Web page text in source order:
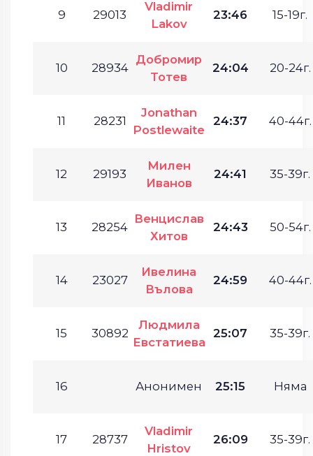
9 29013
Vladimir
Lakov
23:46 15-19г.
10 28934
Добромир
Тотев
24:04 20-24г.
11 28231
Jonathan
Postlewaite
24:37 40-44г.
12 29193
Милен
Иванов
24:41 35-39г.
13 28254
Венцислав
Хитов
24:43 50-54г.
14 23027
Ивелина
Вълова
24:59 40-44г.
15 30892
Людмила
Евстатиева
25:07 35-39г.
16 Анонимен 25:15 Няма
17 28737
Vladimir
Hristov
26:09 35-39г.